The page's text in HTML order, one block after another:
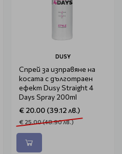
DUSY
Спрей за изправяне на
косата с дълготраен
ефект Dusy Straight 4
Days Spray 200ml
€ 20.00 (39.12 лв.)
€ 25.00 (48.90 лв.)